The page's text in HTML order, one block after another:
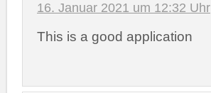
16. Januar 2021 um 12:32 Uhr
This is a good application